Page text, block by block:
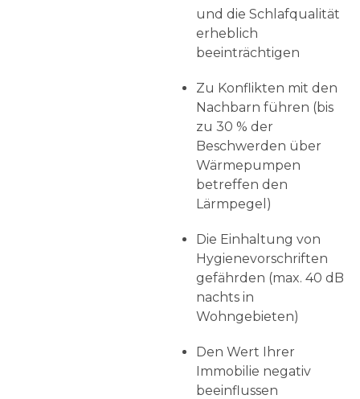
und die Schlafqualität
erheblich
beeinträchtigen
Zu Konflikten mit den
Nachbarn führen (bis
zu 30 % der
Beschwerden über
Wärmepumpen
betreffen den
Lärmpegel)
Die Einhaltung von
Hygienevorschriften
gefährden (max. 40 dB
nachts in
Wohngebieten)
Den Wert Ihrer
Immobilie negativ
beeinflussen